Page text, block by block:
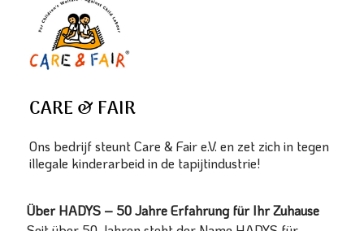
CARE & FAIR
Ons bedrijf steunt Care & Fair e.V. en zet zich in tegen
illegale kinderarbeid in de tapijtindustrie!
Über HADYS – 50 Jahre Erfahrung für Ihr Zuhause